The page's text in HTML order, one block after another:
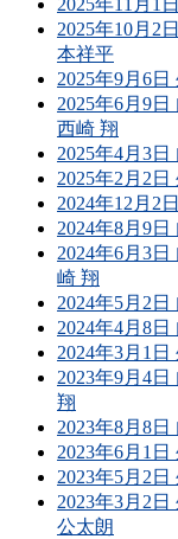
2025年10月2
本祥平
2025年9月6
2025年6月9
西崎 翔
2025年4月3
2025年2月2
2024年12月2
2024年8月9
2024年6月3
崎 翔
2024年5月2
2024年4月8
2024年3月1
2023年9月4
翔
2023年8月8
2023年6月1
2023年5月2
2023年3月2
公太朗